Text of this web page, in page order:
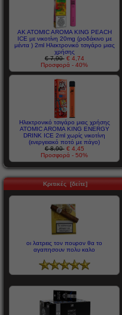
AK ATOMIC AROMA KING PEACH
ICE με νικοτίνη 20mg (ροδάκινο με
μέντα ) 2ml Ηλεκτρονικό τσιγάρο μιας
χρήσης
€ 7,90 € 4,74
Προσφορά - 40%
Ηλεκτρονικό τσιγάρο μιας χρήσης
ATOMIC AROMA KING ENERGY
DRINK ICE 2ml χωρίς νικοτίνη
(ενεργειακό ποτό με πάγο)
€ 8,90 € 4,45
Προσφορά - 50%
Κριτικές [δείτε]
οι λατρεις τον πουρον θα το
αγαπησουν πολυ καλο